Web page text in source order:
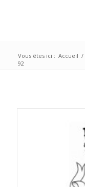
Vous êtes ici : Accueil /
92